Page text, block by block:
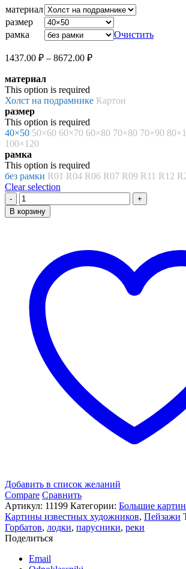
1437.00 ₽
–
8672.00 ₽
материал
размер
рамка
Очистить
1437.00 ₽ – 8672.00 ₽Диапазон
8672.00 ₽
материал
This option is required
Холст на подрамнике Картон
размер
This option is required
40×50 50×60 60×70 60×80 70×80 70×90
100×120
рамка
This option is required
без рамки R01 R04 R06 R07 R09 R11 R12
Clear selection
Количество
товара
Картина
«Константин
Горбатов.
Жизнь
реке
Пскова»
В корзину
Добавить в список желаний
Compare Сравнить
Артикул: 11199 Категории: Большие
Картины известных художников, Пейзажи
Горбатов, лодки, парусники, реки
Поделиться
Email